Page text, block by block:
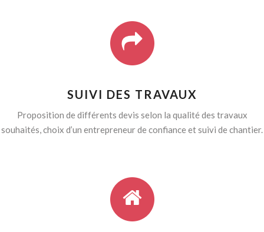
SUIVI DES TRAVAUX
Proposition de différents devis selon la qualité des travaux
souhaités, choix d’un entrepreneur de confiance et suivi de chantier.